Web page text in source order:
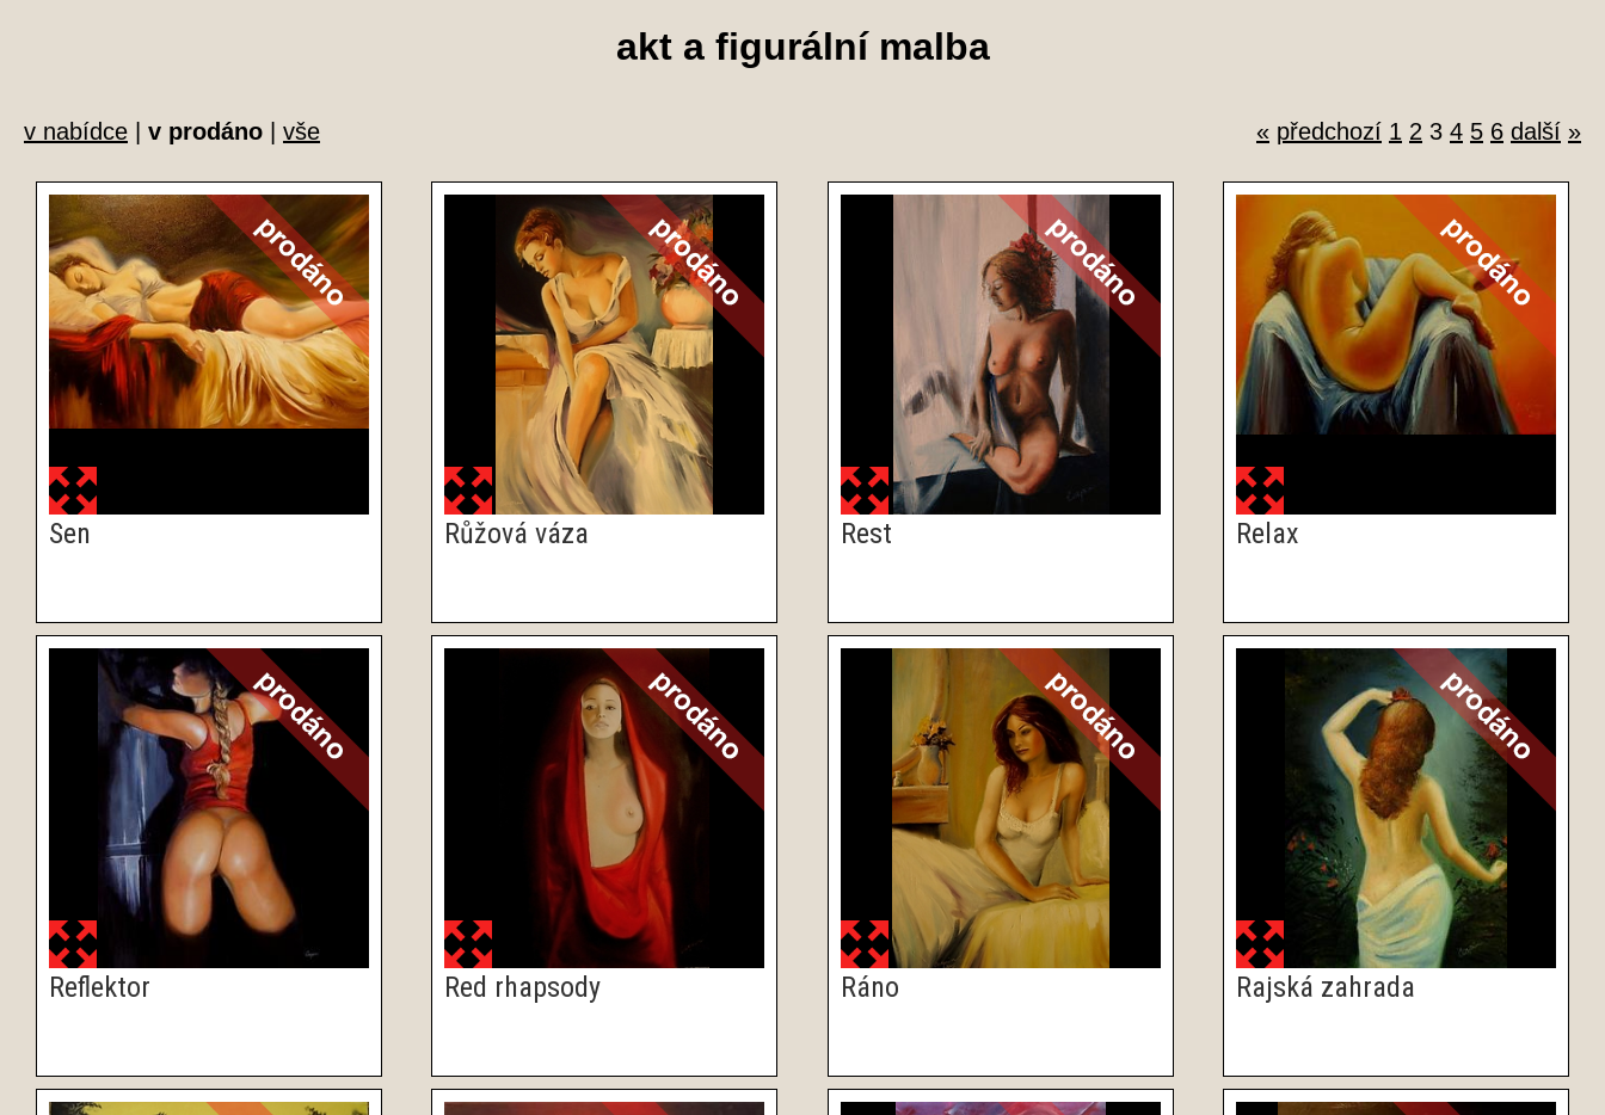
akt a figurální malba
v nabídce v prodáno vše « předchozí 1 2 3 4 5 6 další »
Sen Růžová váza Rest Relax
Reflektor Red rhapsody Ráno Rajská zahrada